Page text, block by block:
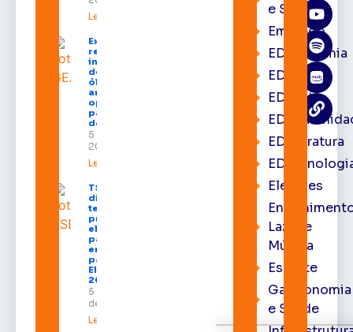
Leia mais »
Expofeira 2026
reúne grandes
investidores
do setor de
óleo e gás e
amplia
oportunidades
para empresas
do Amapá
5 de agosto de
2026
Leia mais »
TSE define
divisão do
tempo de
propaganda
eleitoral e
participação
em debates
para as
Eleições
2026
5 de agosto
de 2026
Leia mais »
e Saúde
Emprego
EDacademia
EDbrasília
EDcast
EDliteratura
Eleições
Lazer e
Música
Esporte
Gastronomia
e Saúde